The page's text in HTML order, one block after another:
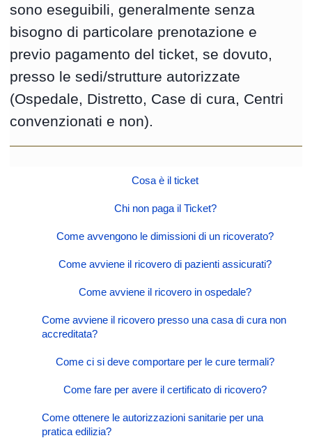
sono eseguibili, generalmente senza
bisogno di particolare prenotazione e
previo pagamento del ticket, se dovuto,
presso le sedi/strutture autorizzate
(Ospedale, Distretto, Case di cura, Centri
convenzionati e non).
Cosa è il ticket
Chi non paga il Ticket?
Come avvengono le dimissioni di un ricoverato?
Come avviene il ricovero di pazienti assicurati?
Come avviene il ricovero in ospedale?
Come avviene il ricovero presso una casa di cura non
accreditata?
Come ci si deve comportare per le cure termali?
Come fare per avere il certificato di ricovero?
Come ottenere le autorizzazioni sanitarie per una
pratica edilizia?